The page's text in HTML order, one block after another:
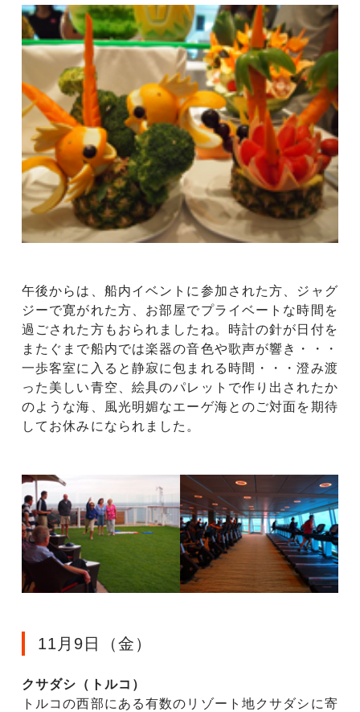
午後からは、船内イベントに参加された方、ジャグ
ジーで寛がれた方、お部屋でプライベートな時間を
過ごされた方もおられましたね。時計の針が日付を
またぐまで船内では楽器の音色や歌声が響き・・・
一歩客室に入ると静寂に包まれる時間・・・澄み渡
った美しい青空、絵具のパレットで作り出されたか
のような海、風光明媚なエーゲ海とのご対面を期待
してお休みになられました。
11月9日（金）
クサダシ（トルコ）
トルコの西部にある有数のリゾート地クサダシに寄